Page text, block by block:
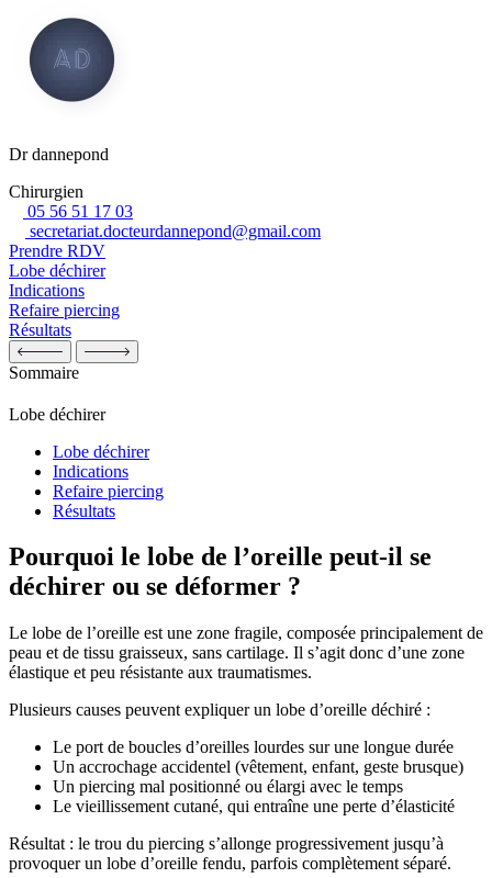
Dr dannepond
Chirurgien
05 56 51 17 03
secretariat.docteurdannepond@gmail.com
Prendre RDV
Lobe déchirer
Indications
Refaire piercing
Résultats
Sommaire
Lobe déchirer
Lobe déchirer
Indications
Refaire piercing
Résultats
Pourquoi le lobe de l’oreille peut-il se
déchirer ou se déformer ?
Le lobe de l’oreille est une zone fragile, composée principalement de
peau et de tissu graisseux, sans cartilage. Il s’agit donc d’une zone
élastique et peu résistante aux traumatismes.
Plusieurs causes peuvent expliquer un lobe d’oreille déchiré :
Le port de boucles d’oreilles lourdes sur une longue durée
Un accrochage accidentel (vêtement, enfant, geste brusque)
Un piercing mal positionné ou élargi avec le temps
Le vieillissement cutané, qui entraîne une perte d’élasticité
Résultat : le trou du piercing s’allonge progressivement jusqu’à
provoquer un lobe d’oreille fendu, parfois complètement séparé.